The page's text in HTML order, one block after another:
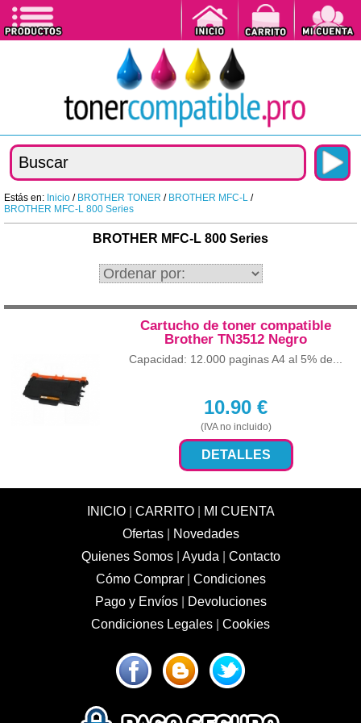
Estás en: Inicio / BROTHER TONER / BROTHER MFC-L /
BROTHER MFC-L 800 Series
BROTHER MFC-L 800 Series
Cartucho de toner compatible
Brother TN3512 Negro
Capacidad: 12.000 paginas A4 al 5% de...
10.90 €
(IVA no incluido)
DETALLES
INICIO| CARRITO|
MI CUENTA
Ofertas|
Novedades
Quienes Somos| Ayuda
Contacto
Cómo Comprar| Condiciones
Pago y Envíos|
Devoluciones
Condiciones Legales
Cookies